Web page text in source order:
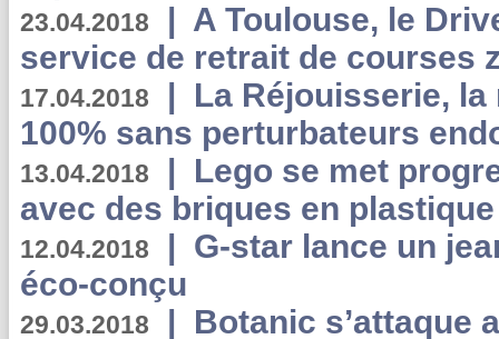
23.04.2018 | A Toulouse, le
service de retrait de courses
17.04.2018 | La Réjouisserie,
100% sans perturbateurs
13.04.2018 | Lego se met
avec des briques en
12.04.2018 | G-star lance un
éco-conçu
29.03.2018 | Botanic s’attaque